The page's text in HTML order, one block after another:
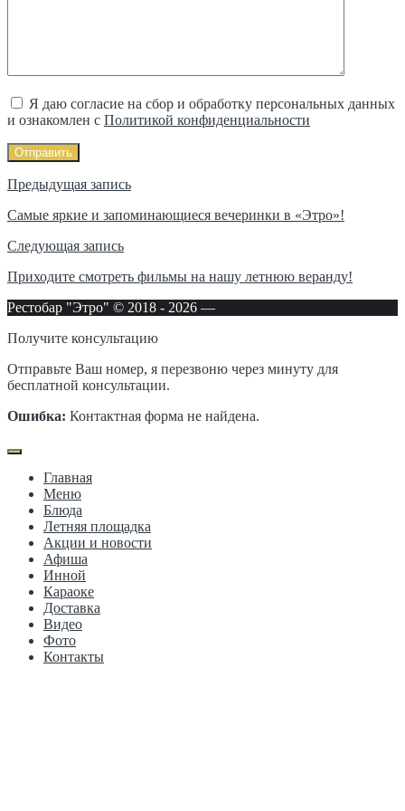
Я даю согласие на сбор и обработку персональных данных
и ознакомлен с Политикой конфиденциальности
Отправить
Навигация
по
записям
Предыдущая запись
Самые яркие и запоминающиеся вечеринки в «Этро»!
Следующая запись
Приходите смотреть фильмы на нашу летнюю веранду!
Рестобар "Этро" © 2018 - 2026 —
Получите консультацию
Отправьте Ваш номер, я перезвоню через минуту для
бесплатной консультации.
Ошибка: Контактная форма не найдена.
Главная
Меню
Блюда
Летняя площадка
Акции и новости
Афиша
Инной
Караоке
Доставка
Видео
Фото
Контакты